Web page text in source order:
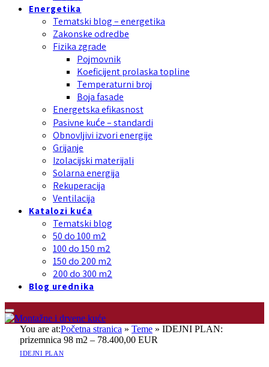
Energetika
Tematski blog – energetika
Zakonske odredbe
Fizika zgrade
Pojmovnik
Koeficijent prolaska topline
Temperaturni broj
Boja fasade
Energetska efikasnost
Pasivne kuće – standardi
Obnovljivi izvori energije
Grijanje
Izolacijski materijali
Solarna energija
Rekuperacija
Ventilacija
Katalozi kuća
Tematski blog
50 do 100 m2
100 do 150 m2
150 do 200 m2
200 do 300 m2
Blog urednika
You are at:Početna stranica » Teme » IDEJNI PLAN:
prizemnica 98 m2 – 78.400,00 EUR
IDEJNI PLAN